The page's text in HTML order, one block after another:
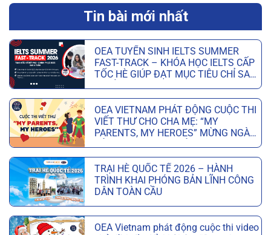
Tin bài mới nhất
OEA TUYỂN SINH IELTS SUMMER
FAST-TRACK – KHÓA HỌC IELTS CẤP
TỐC HÈ GIÚP ĐẠT MỤC TIÊU CHỈ SAU
OEA VIETNAM PHÁT ĐỘNG CUỘC THI
VIẾT THƯ CHO CHA MẸ: “MY
PARENTS, MY HEROES” MỪNG NGÀY
TRẠI HÈ QUỐC TẾ 2026 – HÀNH
TRÌNH KHAI PHÓNG BẢN LĨNH CÔNG
DÂN TOÀN CẦU
OEA Vietnam phát động cuộc thi video